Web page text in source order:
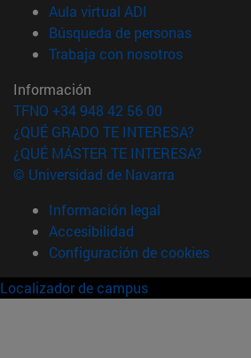
Aula virtual ADI
Búsqueda de personas(abre en
Trabaja con nosotros(abre en
Información
TFNO +34 948 42 56 00
¿QUÉ GRADO TE INTERESA?
¿QUÉ MÁSTER TE INTERESA?
© Universidad de Navarra
Información legal
Accesibilidad
Configuración de cookies
Localizador de campus